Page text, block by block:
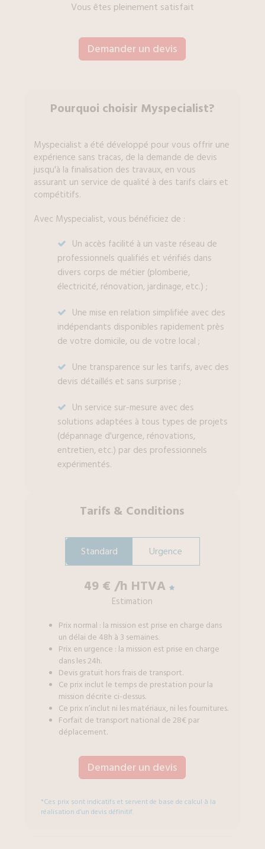
Vous êtes pleinement satisfait
Demander un devis
Pourquoi choisir Myspecialist?
Myspecialist a été développé pour vous offrir une
expérience sans tracas, de la demande de devis
jusqu'à la finalisation des travaux, en vous
assurant un service de qualité à des tarifs clairs et
compétitifs.
Avec Myspecialist, vous bénéficiez de :
Un accès facilité à un vaste réseau de
professionnels qualifiés et vérifiés dans
divers corps de métier (plomberie,
électricité, rénovation, jardinage, etc.) ;
Une mise en relation simplifiée avec des
indépendants disponibles rapidement près
de votre domicile, ou de votre local ;
Une transparence sur les tarifs, avec des
devis détaillés et sans surprise ;
Un service sur-mesure avec des
solutions adaptées à tous types de projets
(dépannage d'urgence, rénovations,
entretien, etc.) par des professionnels
expérimentés.
Tarifs & Conditions
Standard Urgence
49 € /h HTVA
Estimation
Prix normal : la mission est prise en charge dans
un délai de 48h à 3 semaines.
Prix en urgence : la mission est prise en charge
dans les 24h.
Devis gratuit hors frais de transport.
Ce prix inclut le temps de prestation pour la
mission décrite ci-dessus.
Ce prix n’inclut ni les matériaux, ni les fournitures.
Forfait de transport national de 28€ par
déplacement.
Demander un devis
*Ces prix sont indicatifs et servent de base de calcul à la
réalisation d’un devis définitif.